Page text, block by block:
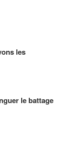
les
le battage